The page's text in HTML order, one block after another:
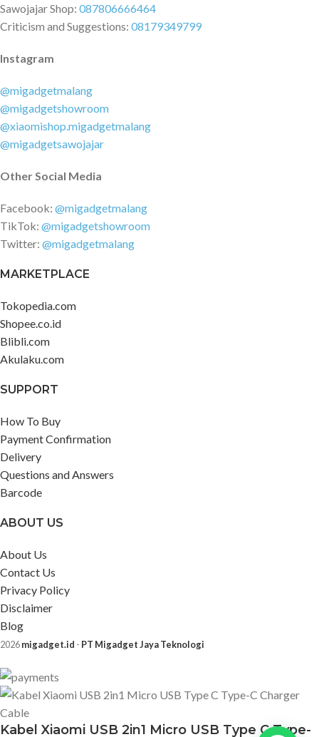
Sawojajar Shop: 087806666464
Criticism and Suggestions: 08179349799
Instagram
@migadgetmalang
@migadgetshowroom
@xiaomishop.migadgetmalang
@migadgetsawojajar
Other Social Media
Facebook: @migadgetmalang
TikTok: @migadgetshowroom
Twitter: @migadgetmalang
MARKETPLACE
Tokopedia.com
Shopee.co.id
Blibli.com
Akulaku.com
SUPPORT
How To Buy
Payment Confirmation
Delivery
Questions and Answers
Barcode
ABOUT US
About Us
Contact Us
Privacy Policy
Disclaimer
Blog
2026migadget.id - PT Migadget Jaya Teknologi
Kabel Xiaomi USB 2in1 Micro USB Type C Type-